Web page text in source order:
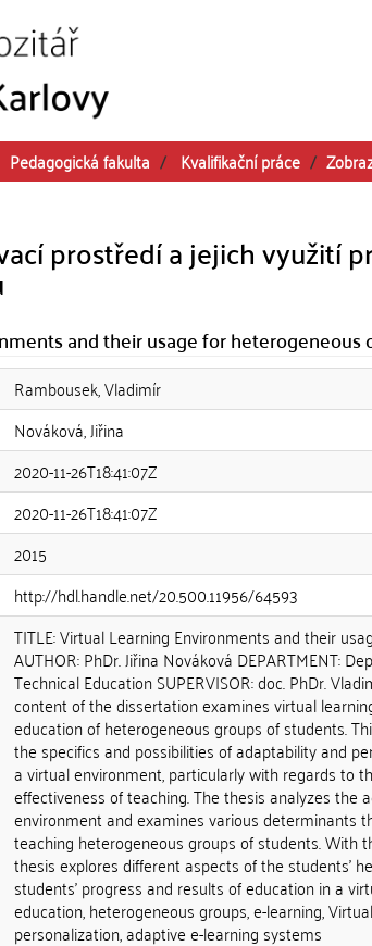
Pedagogická fakulta Kvalifikační práce
prostředí a jejich využití
and their usage for heterogeneous
Rambousek, Vladimír
Nováková, Jiřina
2020-11-26T18:41:07Z
2020-11-26T18:41:07Z
2015
http://hdl.handle.net/20.500.11956/64593
TITLE: Virtual Learning Environments and their
AUTHOR: PhDr. Jiřina Nováková DEPARTMENT:
Technical Education SUPERVISOR: doc. PhDr.
content of the dissertation examines virtual
education of heterogeneous groups of students.
the specifics and possibilities of adaptability and
a virtual environment, particularly with regards to
effectiveness of teaching. The thesis analyzes the
environment and examines various determinants
teaching heterogeneous groups of students. With
thesis explores different aspects of the students'
students' progress and results of education in a
education, heterogeneous groups, e-learning,
personalization, adaptive e-learning systems